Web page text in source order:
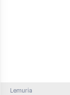
Lemuria